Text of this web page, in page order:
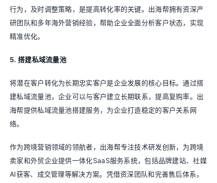
行为，及时调整策略，是提高转化率的关键。出海帮拥有资深产
研团队和多年海外营销经验，帮助企业全面分析客户状态，实现
精准优化。
5. 搭建私域流量池
将潜在客户转化为长期忠实客户是企业发展的核心目标。通过搭
建私域流量池，企业可以与客户建立长期联系，提高复购率。出
海帮提供私域流量池搭建服务，为企业打造稳定的客户关系网
络。
作为跨境营销领域的领航者，出海帮专注技术研发创新，为跨境
卖家和外贸企业提供一体化SaaS服务系统，包括品牌建站、社媒
AI获客、成交管理等解决方案。凭借资深团队和完善售后体系，